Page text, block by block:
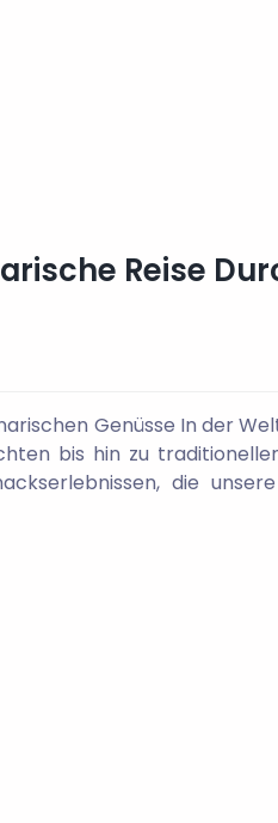
Reise
Genüsse In der
bis hin zu
die